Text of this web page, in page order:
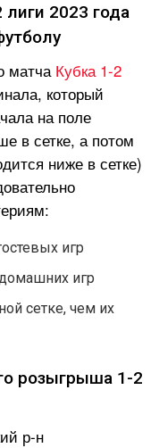
2023 года
матча Кубка 1-2
который
на поле
в сетке, а потом
ниже в сетке)
игр
игр
сетке, чем их
розыгрыша 1-2
р-н